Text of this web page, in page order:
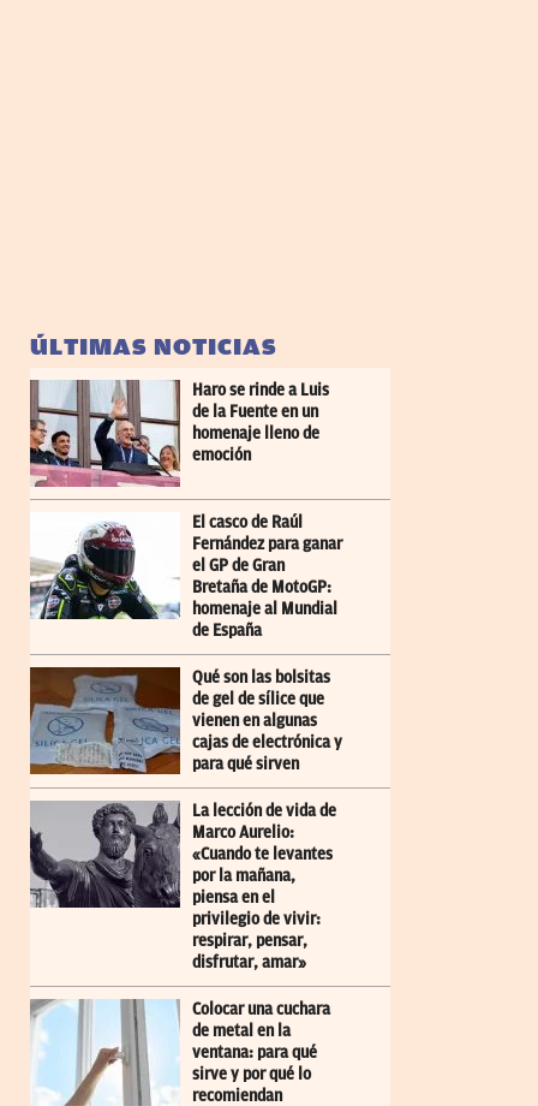
ÚLTIMAS NOTICIAS
Haro se rinde a Luis
de la Fuente en un
homenaje lleno de
emoción
El casco de Raúl
Fernández para ganar
el GP de Gran
Bretaña de MotoGP:
homenaje al Mundial
de España
Qué son las bolsitas
de gel de sílice que
vienen en algunas
cajas de electrónica y
para qué sirven
La lección de vida de
Marco Aurelio:
«Cuando te levantes
por la mañana,
piensa en el
privilegio de vivir:
respirar, pensar,
disfrutar, amar»
Colocar una cuchara
de metal en la
ventana: para qué
sirve y por qué lo
recomiendan